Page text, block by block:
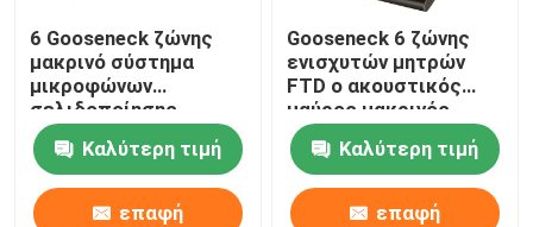
6 Gooseneck ζώνης
μακρινό σύστημα
μικροφώνων
σελιδοποίησης
κλήσης για τον
ακουστικό ενισχυτή
μητρών
Καλύτερη τιμή
επαφή
Gooseneck 6 ζώνης
ενισχυτών μητρών
FTD ο ακουστικός
μαύρος μακρινός
Μαύρος μικροφώνων
κλήσης
σελιδοποιώντας
Καλύτερη τιμή
επαφή